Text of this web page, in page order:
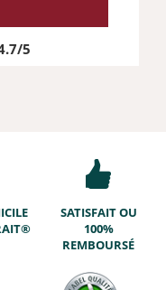
5
SATISFAIT OU
100%
REMBOURSÉ